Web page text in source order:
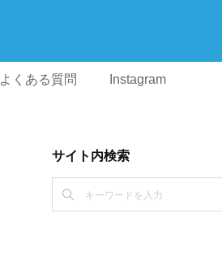
よくある質問 Instagram
サイト内検索